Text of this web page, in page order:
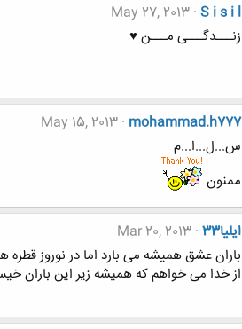
S i s i l
May 27, 2013
زنـــدگـــی مـــن ♥
mohammad.h777
May 15, 2013
س...ل...ا...م
ممنون
ایلیا33
Mar 20, 2013
باران عشق همیشه می بارد اما در نوروز قطره
از خدا می خواهم که همیشه زیر این